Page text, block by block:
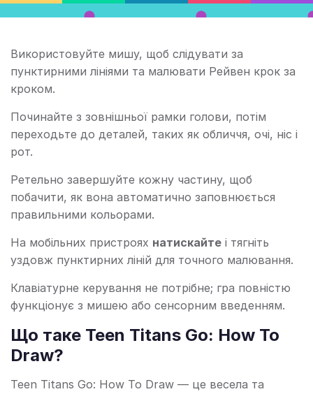
Використовуйте мишу, щоб слідувати за
пунктирними лініями та малювати Рейвен крок за
кроком.
Починайте з зовнішньої рамки голови, потім
переходьте до деталей, таких як обличчя, очі, ніс і
рот.
Ретельно завершуйте кожну частину, щоб
побачити, як вона автоматично заповнюється
правильними кольорами.
На мобільних пристроях натискайте і тягніть
уздовж пунктирних ліній для точного малювання.
Клавіатурне керування не потрібне; гра повністю
функціонує з мишею або сенсорним введенням.
Що таке Teen Titans Go: How To
Draw?
Teen Titans Go: How To Draw — це весела та